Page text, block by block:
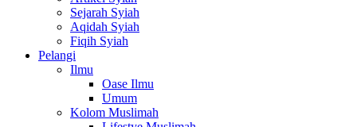
Sejarah Syiah
Aqidah Syiah
Fiqih Syiah
Pelangi
Ilmu
Oase Ilmu
Umum
Kolom Muslimah